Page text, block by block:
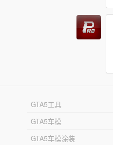
GTA5工具
GTA5车模
GTA5车模涂装